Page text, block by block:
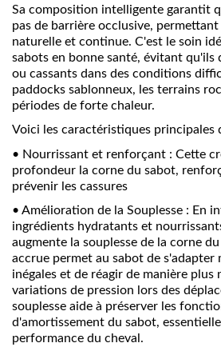
Sa composition intelligente garantit
pas de barrière occlusive,
naturelle et continue. C'est le soin
sabots en bonne santé, évitant qu'ils
ou cassants dans des conditions
paddocks sablonneux, les terrains
périodes de forte chaleur.
Voici les caractéristiques principales
• Nourrissant et renforçant : Cette
profondeur la corne du sabot,
prévenir les cassures
• Amélioration de la Souplesse : En
ingrédients hydratants et
augmente la souplesse de la corne
accrue permet au sabot de s'adapter
inégales et de réagir de manière plus
variations de pression lors des
souplesse aide à préserver les
d'amortissement du sabot,
performance du cheval.